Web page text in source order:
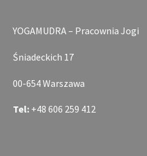
YOGAMUDRA – Pracownia Jogi
Śniadeckich 17
00-654 Warszawa
Tel: +48 606 259 412